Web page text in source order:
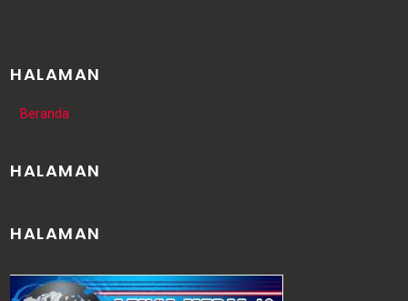
HALAMAN
Beranda
HALAMAN
HALAMAN